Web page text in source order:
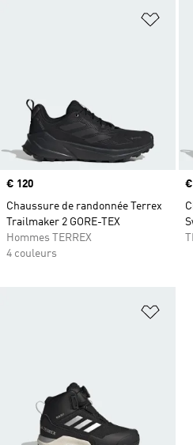
Prix
€ 120
Chaussure de randonnée Terrex
Trailmaker 2 GORE-TEX
Hommes TERREX
4 couleurs
€